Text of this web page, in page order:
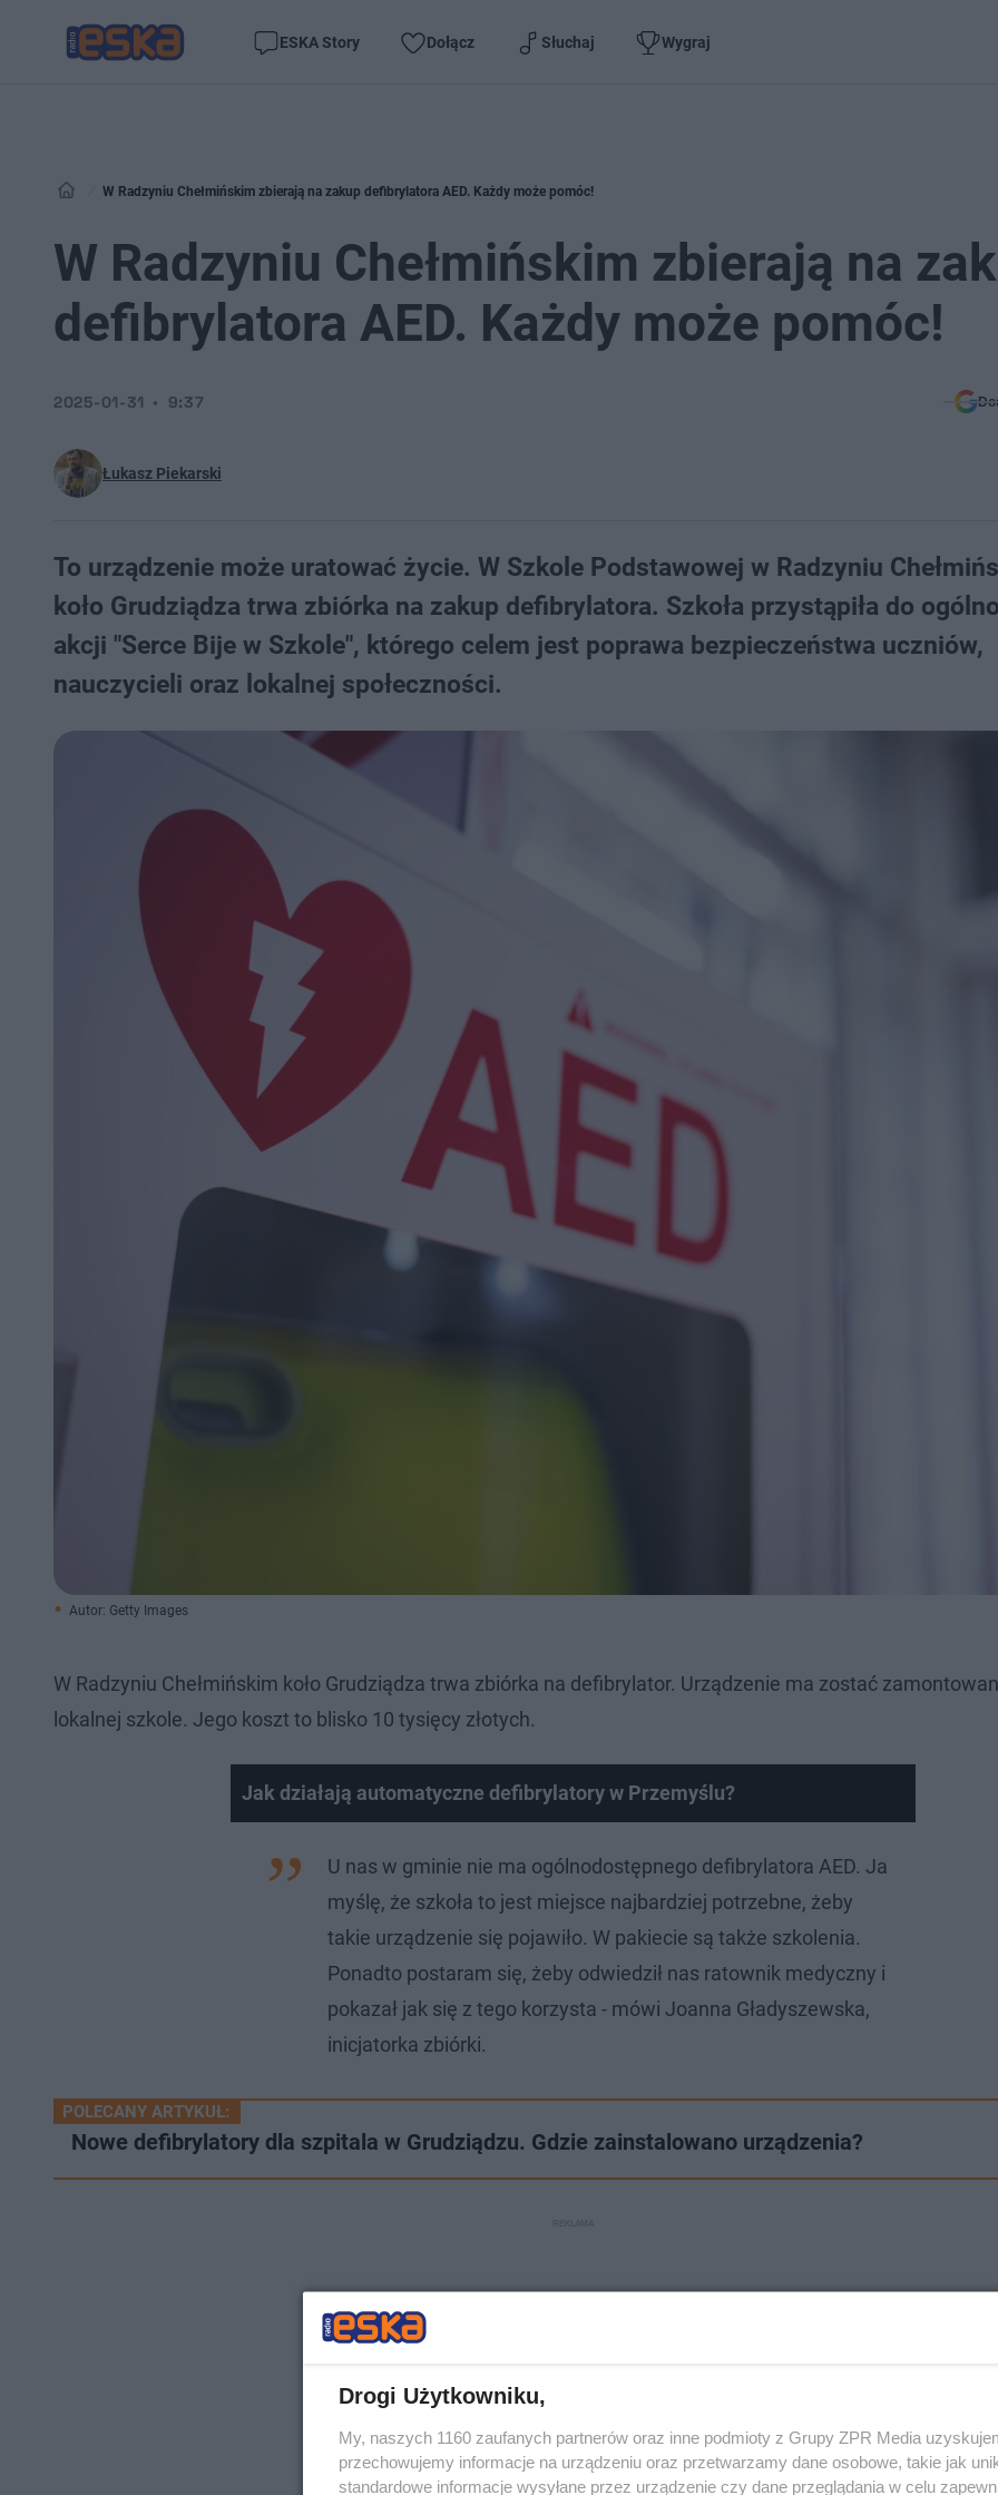
ESKA Story Dołącz Słuchaj Wygraj
W Radzyniu Chełmińskim zbierają na zakup defibrylatora AED. Każdy może pomóc!
W Radzyniu Chełmińskim zbierają na
defibrylatora AED. Każdy może pomóc!
Łukasz Piekarski
2025-01-31 9:37
To urządzenie może uratować życie. W Szkole Podstawowej w Radzyniu
koło Grudziądza trwa zbiórka na zakup defibrylatora. Szkoła przystąpiła do
akcji "Serce Bije w Szkole", którego celem jest poprawa bezpieczeństwa uczniów,
nauczycieli oraz lokalnej społeczności.
Autor: Getty Images
W Radzyniu Chełmińskim koło Grudziądza trwa zbiórka na defibrylator. Urządzenie ma zostać
lokalnej szkole. Jego koszt to blisko 10 tysięcy złotych.
Jak działają automatyczne defibrylatory w Przemyślu?
U nas w gminie nie ma ogólnodostępnego defibrylatora AED. Ja
myślę, że szkoła to jest miejsce najbardziej potrzebne, żeby
takie urządzenie się pojawiło. W pakiecie są także szkolenia.
Ponadto postaram się, żeby odwiedził nas ratownik medyczny i
pokazał jak się z tego korzysta - mówi Joanna Gładyszewska,
inicjatorka zbiórki.
POLECANY ARTYKUŁ:
Nowe defibrylatory dla szpitala w Grudziądzu. Gdzie zainstalowano urządzenia?
Drogi Użytkowniku,
My, naszych 1160 zaufanych partnerów oraz inne podmioty z Grupy ZPR Media
przechowujemy informacje na urządzeniu oraz przetwarzamy dane osobowe, takie jak
standardowe informacje wysyłane przez urządzenie czy dane przeglądania w celu